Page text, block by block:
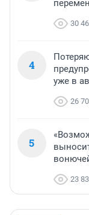
30
4
уже в
26
5
23